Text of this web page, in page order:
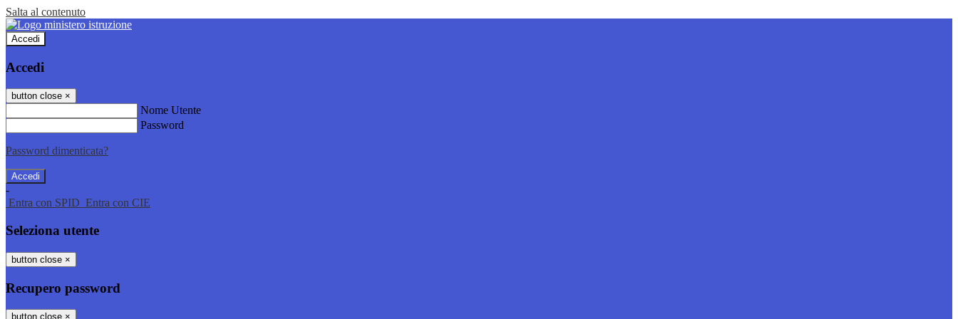
Salta al contenuto
Accedi
Accedi
button close ×
Nome Utente
Password
Password dimenticata?
-
Entra con SPID Entra con CIE
Seleziona utente
button close ×
Recupero password
button close ×